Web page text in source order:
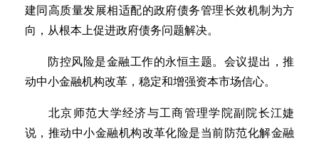
建同高质量发展相适配的政府债务管理长效机制为方
向，从根本上促进政府债务问题解决。
防控风险是金融工作的永恒主题。会议提出，推
动中小金融机构改革，稳定和增强资本市场信心。
北京师范大学经济与工商管理学院副院长江婕
说，推动中小金融机构改革化险是当前防范化解金融